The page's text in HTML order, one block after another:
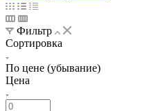
Фильтр
Сортировка
По цене (убывание)
Цена